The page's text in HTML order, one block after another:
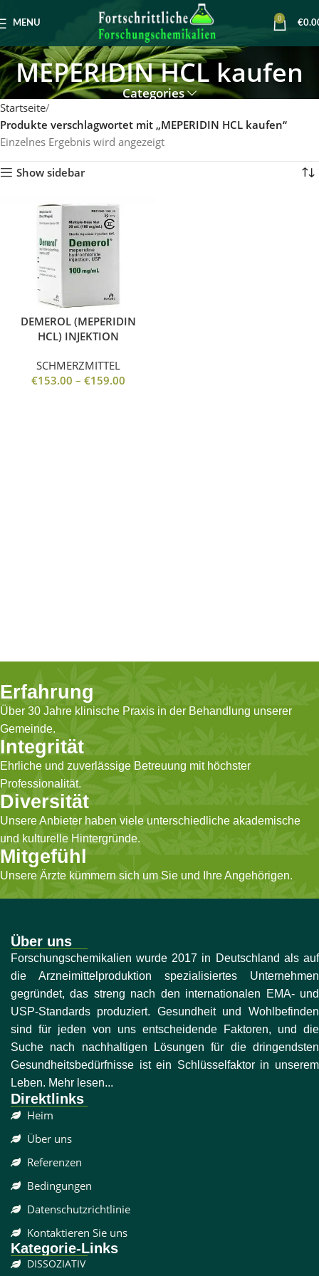
MENU
0
€
MEPERIDIN HCL kaufen
Categories
Startseite
Produkte verschlagwortet mit „MEPERIDIN HCL kaufen“
Einzelnes Ergebnis wird angezeigt
Show sidebar
DEMEROL (MEPERIDIN
HCL) INJEKTION
SCHMERZMITTEL
€153.00 – €159.00
Erfahrung
Über 30 Jahre klinische Praxis in der Behandlung unserer
Gemeinde.
Integrität
Ehrliche und zuverlässige Betreuung mit höchster
Professionalität.
Diversität
Unsere Anbieter haben viele unterschiedliche akademische
und kulturelle Hintergründe.
Mitgefühl
Unsere Ärzte kümmern sich um Sie und Ihre Angehörigen.
Über uns
Forschungschemikalien wurde 2017 in Deutschland als auf
die Arzneimittelproduktion spezialisiertes Unternehmen
gegründet, das streng nach den internationalen EMA- und
USP-Standards produziert. Gesundheit und Wohlbefinden
sind für jeden von uns entscheidende Faktoren, und die
Suche nach nachhaltigen Lösungen für die dringendsten
Gesundheitsbedürfnisse ist ein Schlüsselfaktor in unserem
Leben. Mehr lesen...
Direktlinks
Heim
Über uns
Referenzen
Bedingungen
Datenschutzrichtlinie
Kontaktieren Sie uns
Kategorie-Links
DISSOZIATIV